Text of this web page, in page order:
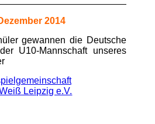
2014
gewannen die Deutsche
U10-Mannschaft unseres
Leipzig e.V.